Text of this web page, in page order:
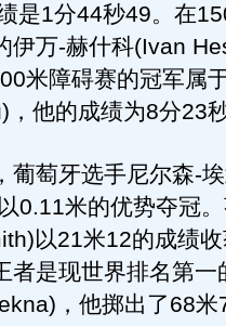
是1分44秒49。在
伊万-赫什科(Ivan
米障碍赛的冠军属
他的成绩为8分23
萄牙选手尼尔森-埃
0.11米的优势夺冠
以21米12的成绩
者是现世界排名第一
，他掷出了68米